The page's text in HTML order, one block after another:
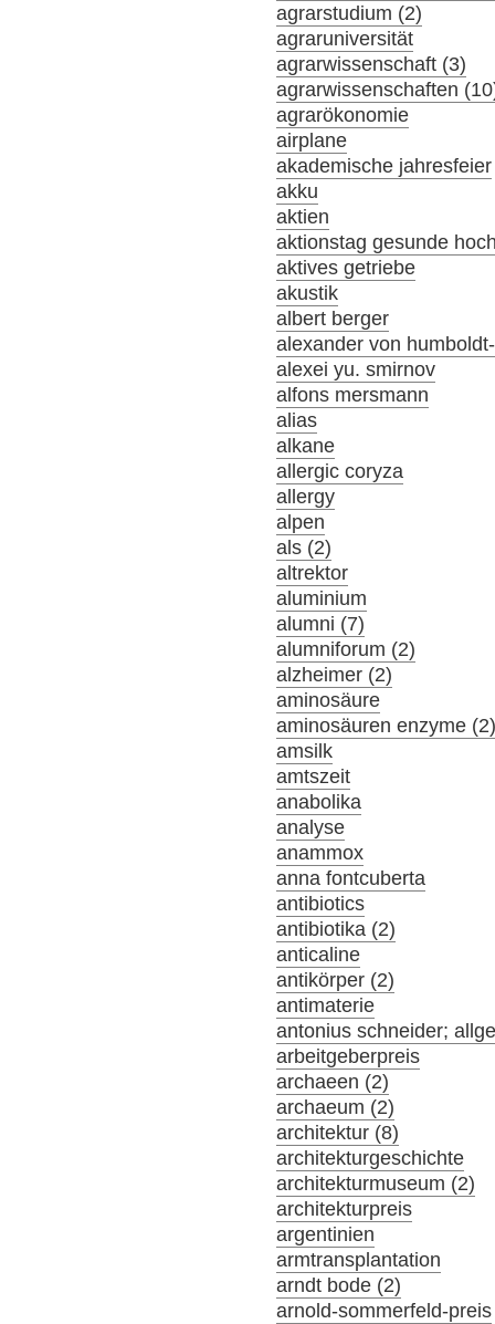
agrarstudium (2)
agraruniversität
agrarwissenschaft (3)
agrarwissenschaften
agrarökonomie
airplane
akademische jahresfeier
akku
aktien
aktionstag gesunde
aktives getriebe
akustik
albert berger
alexander von
alexei yu. smirnov
alfons mersmann
alias
alkane
allergic coryza
allergy
alpen
als (2)
altrektor
aluminium
alumni (7)
alumniforum (2)
alzheimer (2)
aminosäure
aminosäuren enzyme
amsilk
amtszeit
anabolika
analyse
anammox
anna fontcuberta
antibiotics
antibiotika (2)
anticaline
antikörper (2)
antimaterie
antonius schneider;
arbeitgeberpreis
archaeen (2)
archaeum (2)
architektur (8)
architekturgeschichte
architekturmuseum (2)
architekturpreis
argentinien
armtransplantation
arndt bode (2)
arnold-sommerfeld-preis